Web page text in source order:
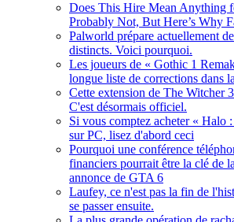
Does This Hire Mean Anything
Probably Not, But Here’s Why
Palworld prépare actuellement
distincts. Voici pourquoi.
Les joueurs de « Gothic 1
longue liste de corrections dans
Cette extension de The Witcher
C'est désormais officiel.
Si vous comptez acheter « Halo
sur PC, lisez d'abord ceci
Pourquoi une conférence
financiers pourrait être la clé de
annonce de GTA 6
Laufey, ce n'est pas la fin de
se passer ensuite.